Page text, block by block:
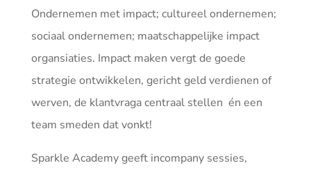
Ondernemen met impact; cultureel ondernemen;
sociaal ondernemen; maatschappelijke impact
organsiaties. Impact maken vergt de goede
strategie ontwikkelen, gericht geld verdienen of
werven, de klantvraga centraal stellen én een
team smeden dat vonkt!
Sparkle Academy geeft incompany sessies,